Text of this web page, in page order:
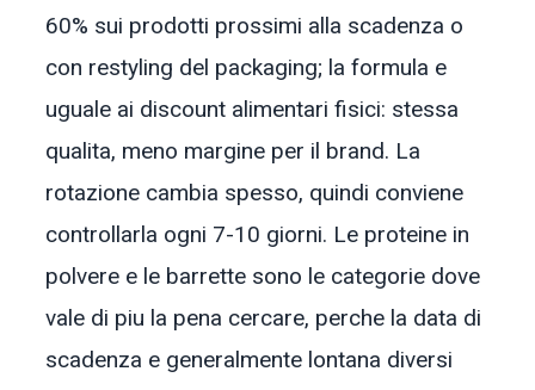
60% sui prodotti prossimi alla scadenza o
con restyling del packaging; la formula e
uguale ai discount alimentari fisici: stessa
qualita, meno margine per il brand. La
rotazione cambia spesso, quindi conviene
controllarla ogni 7-10 giorni. Le proteine in
polvere e le barrette sono le categorie dove
vale di piu la pena cercare, perche la data di
scadenza e generalmente lontana diversi